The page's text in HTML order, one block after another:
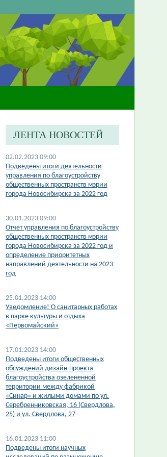
ЛЕНТА НОВОСТЕЙ
02.02.2023 09:00
​Подведены итоги деятельности
управления по благоустройству
общественных пространств мэрии
города Новосибирска за 2022 год
30.01.2023 09:00
Отчет управления по благоустройству
общественных пространств мэрии
города Новосибирска за 2022 год и
определение приоритетных
направлений деятельности на 2023
год
25.01.2023 14:00
​Уведомление! О санитарных работах
в парке культуры и отдыха
«Первомайский»
17.01.2023 14:00
​Подведены итоги общественных
обсуждений дизайн-проекта
благоустройства озелененной
территории между фабрикой
«Синар» и жилыми домами по ул.
Серебренниковская, 16 (Свердлова,
25) и ул. Свердлова, 27
16.01.2023 11:00
Подведены итоги научных